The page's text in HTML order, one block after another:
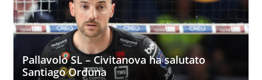
Pallavolo SL – Civitanova ha salutato
Santiago Orduna